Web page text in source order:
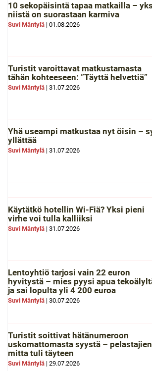
10 sekopäisintä tapaa matkailla –
niistä on suorastaan karmiva
Suvi Mäntylä | 01.08.2026
Turistit varoittavat matkustamasta
tähän kohteeseen: ”Täyttä helvettiä”
Suvi Mäntylä | 31.07.2026
Yhä useampi matkustaa nyt öisin –
yllättää
Suvi Mäntylä | 31.07.2026
Käytätkö hotellin Wi-Fiä? Yksi pieni
virhe voi tulla kalliiksi
Suvi Mäntylä | 31.07.2026
Lentoyhtiö tarjosi vain 22 euron
hyvitystä – mies pyysi apua
ja sai lopulta yli 4 200 euroa
Suvi Mäntylä | 30.07.2026
Turistit soittivat hätänumeroon
uskomattomasta syystä – pelastajien
mitta tuli täyteen
Suvi Mäntylä | 29.07.2026